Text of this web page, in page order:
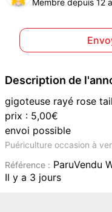
Description de
gigoteuse rayé rose
prix : 5,00€
envoi possible
Puériculture occasion à
Référence : ParuVendu
Il y a 3 jours